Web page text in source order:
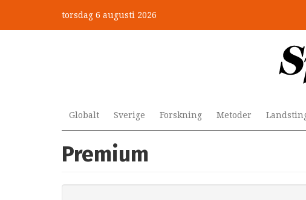
huvudinnehåll
torsdag 6 augusti 2026
Globalt Sverige Forskning Metoder
Premium